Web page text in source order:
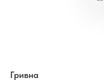
Гривна